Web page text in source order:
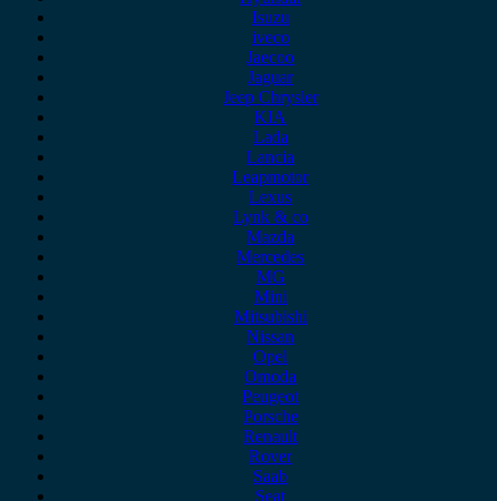
Isuzu
iveco
Jaecoo
Jaguar
Jeep Chrysler
KIA
Lada
Lancia
Leapmotor
Lexus
Lynk & co
Mazda
Mercedes
MG
Mini
Mitsubishi
Nissan
Opel
Omoda
Peugeot
Porsche
Renault
Rover
Saab
Seat